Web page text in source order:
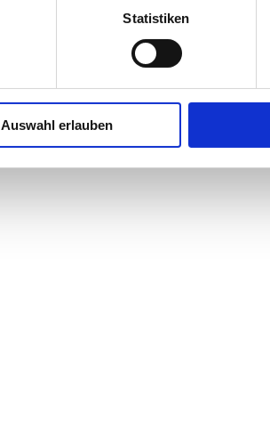
Statistiken
Auswahl erlauben